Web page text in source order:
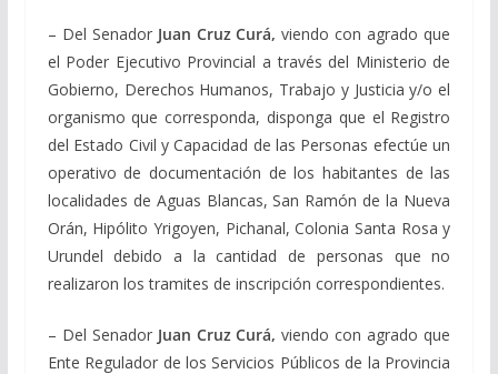
– Del Senador Juan Cruz Curá,viendo con agrado que
el Poder Ejecutivo Provincial a través del Ministerio de
Gobierno, Derechos Humanos, Trabajo y Justicia y/o el
organismo que corresponda, disponga que el Registro
del Estado Civil y Capacidad de las Personas efectúe un
operativo de documentación de los habitantes de las
localidades de Aguas Blancas, San Ramón de la Nueva
Orán, Hipólito Yrigoyen, Pichanal, Colonia Santa Rosa y
Urundel debido a la cantidad de personas que no
realizaron los tramites de inscripción correspondientes.
– Del Senador Juan Cruz Curá, viendo con agrado que
Ente Regulador de los Servicios Públicos de la Provincia